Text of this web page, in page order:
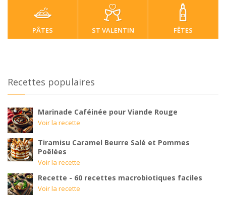
PÂTES ST VALENTIN FÊTES
Recettes populaires
Marinade Caféinée pour Viande Rouge
Voir la recette
Tiramisu Caramel Beurre Salé et Pommes
Poêlées
Voir la recette
Recette - 60 recettes macrobiotiques faciles
Voir la recette